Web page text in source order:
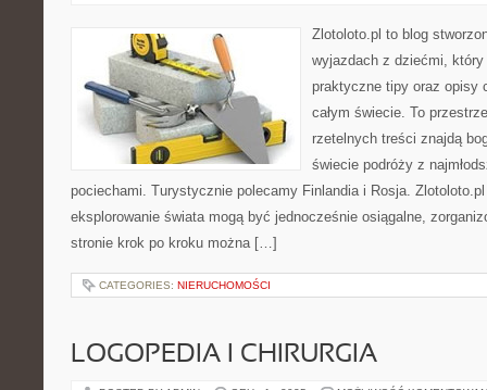
Zlotoloto.pl to blog
wyjazdach z dziećmi, który
praktyczne tipy oraz opisy
całym świecie. To
rzetelnych treści znajdą
świecie podróży z
pociechami. Turystycznie polecamy Finlandia i Rosja.
eksplorowanie świata mogą być jednocześnie osiągalne,
stronie krok po kroku można […]
CATEGORIES: NIERUCHOMOŚCI
LOGOPEDIA I CHIRURGIA